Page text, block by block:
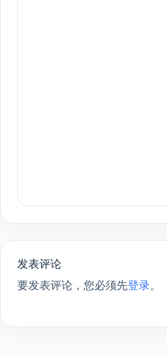
发表评论
要发表评论，您必须先登录。